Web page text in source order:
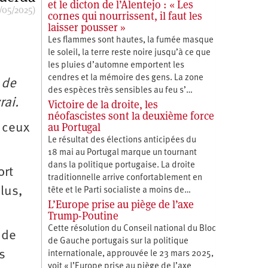
2025)
et le dicton de l’Alentejo : « Les
cornes qui nourrissent, il faut les
laisser pousser »
Les flammes sont hautes, la fumée masque
le soleil, la terre reste noire jusqu’à ce que
les pluies d’automne emportent les
cendres et la mémoire des gens. La zone
des espèces très sensibles au feu s’…
Victoire de la droite, les
néofascistes sont la deuxième force
au Portugal
Le résultat des élections anticipées du
18 mai au Portugal marque un tournant
dans la politique portugaise. La droite
traditionnelle arrive confortablement en
tête et le Parti socialiste a moins de…
L’Europe prise au piège de l’axe
Trump-Poutine
Cette résolution du Conseil national du Bloc
de Gauche portugais sur la politique
internationale, approuvée le 23 mars 2025,